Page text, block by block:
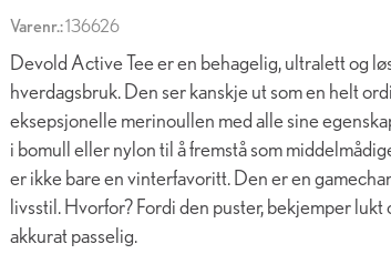
Varenr.:136626
Devold Active Tee er en behagelig, ultralett og
hverdagsbruk. Den ser kanskje ut som en helt
eksepsjonelle merinoullen med alle sine
i bomull eller nylon til å fremstå som
er ikke bare en vinterfavoritt. Den er en
livsstil. Hvorfor? Fordi den puster, bekjemper
akkurat passelig.